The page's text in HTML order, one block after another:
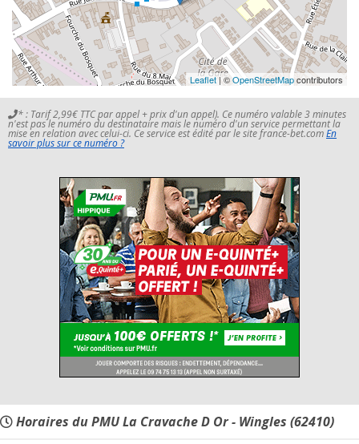
Leaflet| ©OpenStreetMapcontributors
* : Tarif 2,99€ TTC par appel + prix d'un appel). Ce numéro valable 3 minutes
n'est pas le numéro du destinataire mais le numéro d'un service permettant la
mise en relation avec celui-ci. Ce service est édité par le site france-bet.comEn
savoir plus sur ce numéro ?
Horaires du PMU La Cravache D Or - Wingles (62410)